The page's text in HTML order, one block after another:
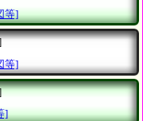
等]
等]
]